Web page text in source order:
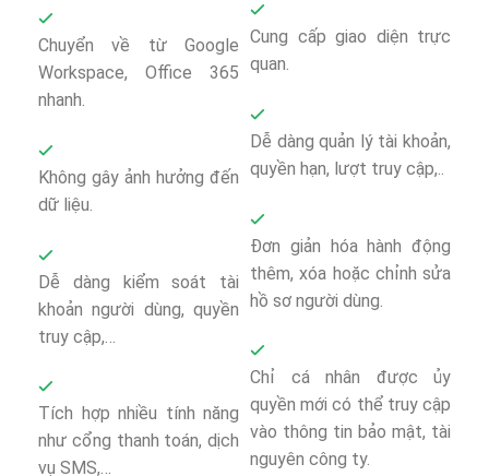
Chuyển về từ Google
Workspace, Office 365
nhanh.
Không gây ảnh hưởng đến
dữ liệu.
Dễ dàng kiểm soát tài
khoản người dùng, quyền
truy cập,…
Tích hợp nhiều tính năng
như cổng thanh toán, dịch
vụ SMS,…
Cung cấp giao diện trực
quan.
Dễ dàng quản lý tài khoản,
quyền hạn, lượt truy cập,..
Đơn giản hóa hành động
thêm, xóa hoặc chỉnh sửa
hồ sơ người dùng.
Chỉ cá nhân được ủy
quyền mới có thể truy cập
vào thông tin bảo mật, tài
nguyên công ty.